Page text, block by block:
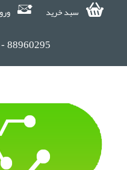
سبد خرید
88960295